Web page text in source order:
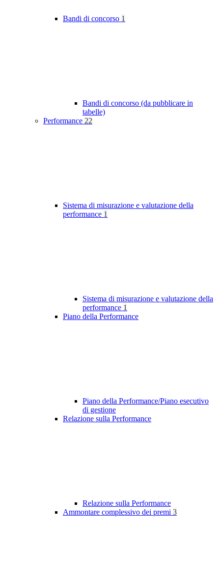
Bandi di concorso 1
Bandi di concorso (da pubblicare in
tabelle)
Performance 22
Sistema di misurazione e valutazione della
performance 1
Sistema di misurazione e valutazione della
performance 1
Piano della Performance
Piano della Performance/Piano esecutivo
di gestione
Relazione sulla Performance
Relazione sulla Performance
Ammontare complessivo dei premi 3